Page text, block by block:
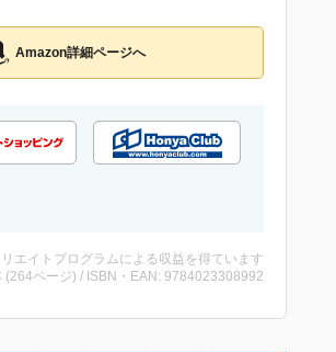
Amazon詳細ページへ
エイトプログラムによる収益を得ています
(264ページ) / ISBN・EAN: 9784023308992